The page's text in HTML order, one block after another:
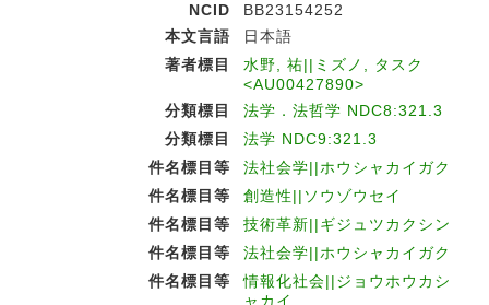
NCID
BB23154252
本文言語
日本語
著者標目
水野, 祐||ミズノ, タスク
<AU00427890>
分類標目
法学．法哲学 NDC8:321.3
分類標目
法学 NDC9:321.3
件名標目等
法社会学||ホウシャカイガク
件名標目等
創造性||ソウゾウセイ
件名標目等
技術革新||ギジュツカクシン
件名標目等
法社会学||ホウシャカイガク
件名標目等
情報化社会||ジョウホウカシ
ャカイ